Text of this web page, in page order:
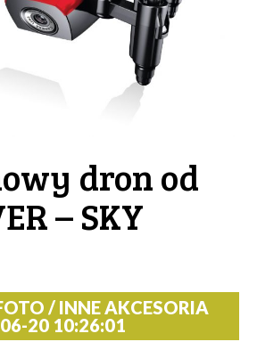
dron od
– SKY
/ INNE AKCESORIA
20 10:26:01